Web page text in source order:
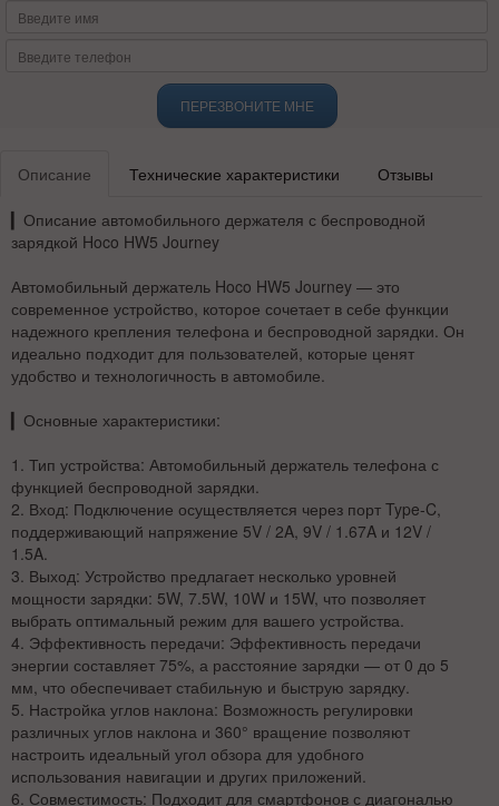
ПЕРЕЗВОНИТЕ МНЕ
Описание Технические характеристики Отзывы
Описание автомобильного держателя с беспроводной
зарядкой Hoco HW5 Journey
Автомобильный держатель Hoco HW5 Journey — это
современное устройство, которое сочетает в себе функции
надежного крепления телефона и беспроводной зарядки. Он
идеально подходит для пользователей, которые ценят
удобство и технологичность в автомобиле.
Основные характеристики:
1. Тип устройства: Автомобильный держатель телефона с
функцией беспроводной зарядки.
2. Вход: Подключение осуществляется через порт Type-C,
поддерживающий напряжение 5V / 2A, 9V / 1.67A и 12V /
1.5A.
3. Выход: Устройство предлагает несколько уровней
мощности зарядки: 5W, 7.5W, 10W и 15W, что позволяет
выбрать оптимальный режим для вашего устройства.
4. Эффективность передачи: Эффективность передачи
энергии составляет 75%, а расстояние зарядки — от 0 до 5
мм, что обеспечивает стабильную и быструю зарядку.
5. Настройка углов наклона: Возможность регулировки
различных углов наклона и 360° вращение позволяют
настроить идеальный угол обзора для удобного
использования навигации и других приложений.
6. Совместимость: Подходит для смартфонов с диагональю